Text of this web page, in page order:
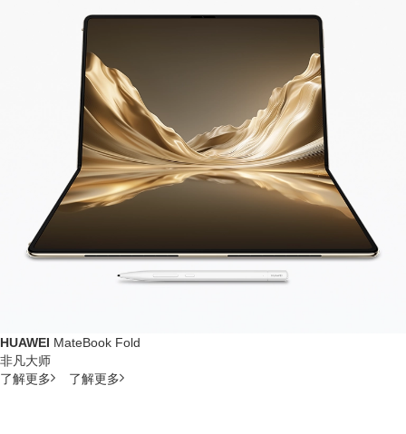
HUAWEI MateBook Fold
非凡大师
了解更多
了解更多